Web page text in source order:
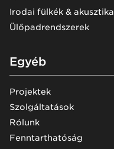
Irodai fülkék & akusztika
Ülőpadrendszerek
Egyéb
Projektek
Szolgáltatások
Rólunk
Fenntarthatóság